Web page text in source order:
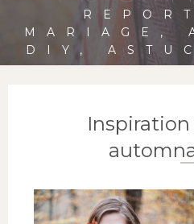
MARIAGE,
DIY,